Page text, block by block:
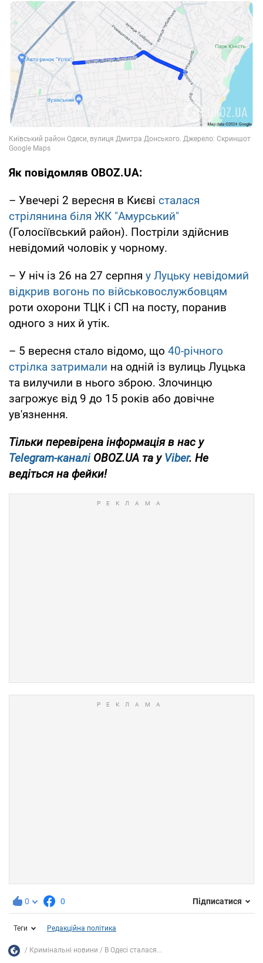
Як повідомляв OBOZ.UA:
– Увечері 2 вересня в Києві сталася
стрілянина біля ЖК "Амурський"
(Голосіївський район). Постріли здійснив
невідомий чоловік у чорному.
– У ніч із 26 на 27 серпня у Луцьку невідомий
відкрив вогонь по військовослужбовцям
роти охорони ТЦК і СП на посту, поранив
одного з них й утік.
– 5 вересня стало відомо, що 40-річного
стрілка затримали на одній із вулиць Луцька
та вилучили в нього зброю. Злочинцю
загрожує від 9 до 15 років або довічне
ув'язнення.
Тільки перевірена інформація в нас у
Telegram-каналіOBOZ.UA та уViber. Не
ведіться на фейки!
0 0 Підписатися
Теги Редакційна політика
Кримінальні новини В Одесі сталася...